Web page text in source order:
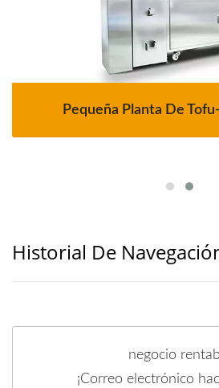
Pequeña Planta De
Historial De
negocio
¡Correo electrónico